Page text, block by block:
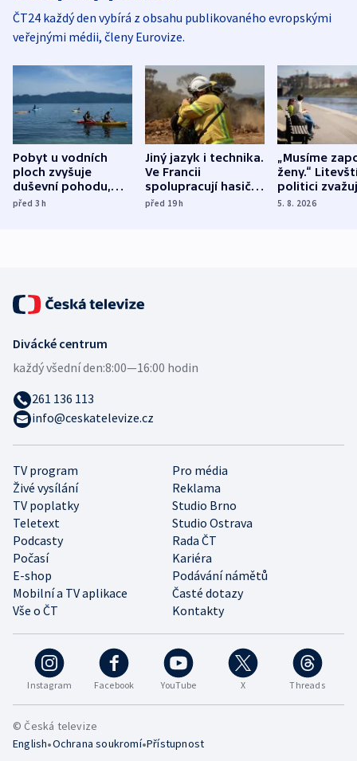
ČT24 každý den vybírá z obsahu publikovaného evropskými
veřejnými médii, členy Eurovize.
Pobyt u vodních
ploch zvyšuje
duševní pohodu,
ukázala
před 3h
Jiný jazyk i technika.
Ve Francii
spolupracují hasiči z
různých zemí
před 19h
„Musíme
ženy.“
politici
dohodu o
5. 8. 2026
Instagram Facebook YouTube X Threads
TV program
Pro média
Živé vysílání
Reklama
TV poplatky
Studio Brno
Teletext
Studio Ostrava
Podcasty
Rada ČT
Počasí
Kariéra
E-shop
Podávání námětů
Mobilní a TV aplikace
Časté dotazy
Vše o ČT
Kontakty
Divácké centrum
každý všední den:8:00—16:00 hodin
261 136 113
info@ceskatelevize.cz
© Česká televize
English•Ochrana soukromí•Přístupnost